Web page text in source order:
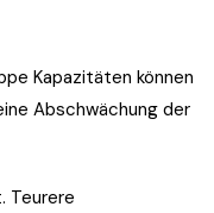
Kapazitäten können
Abschwächung der
Teurere